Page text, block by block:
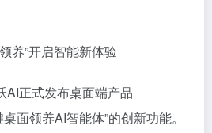
养”开启智能新体验
AI正式发布桌面端产品
面领养AI智能体”的创新功能。